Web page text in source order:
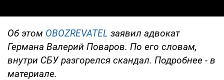
Об этом OBOZREVATEL заявил адвокат
Германа Валерий Поваров. По его словам,
внутри СБУ разгорелся скандал. Подробнее - в
материале.